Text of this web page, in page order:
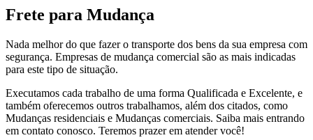
Frete para Mudança
Nada melhor do que fazer o transporte dos bens da sua empresa com
segurança. Empresas de mudança comercial são as mais indicadas
para este tipo de situação.
Executamos cada trabalho de uma forma Qualificada e Excelente, e
também oferecemos outros trabalhamos, além dos citados, como
Mudanças residenciais e Mudanças comerciais. Saiba mais entrando
em contato conosco. Teremos prazer em atender você!